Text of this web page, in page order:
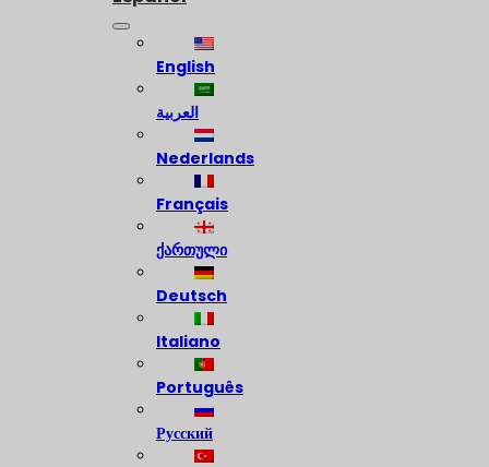
English
العربية
Nederlands
Français
ქართული
Deutsch
Italiano
Português
Русский